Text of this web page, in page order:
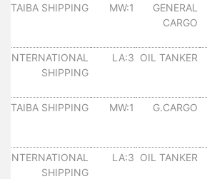
GENERAL
CARGO
MW:1
TAIBA SHIPPING
OIL TANKER
LA:3
INTERNATIONAL
SHIPPING
G.CARGO
MW:1
TAIBA SHIPPING
OIL TANKER
LA:3
INTERNATIONAL
SHIPPING